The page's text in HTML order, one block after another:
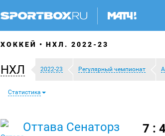
ХОККЕЙ НХЛ. 2022-23
НХЛ 2022-23 Регулярный чемпионат
Статистика
Оттава Сенаторз 7 :